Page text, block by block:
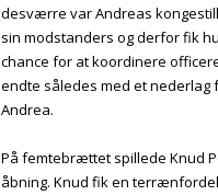
desværre var Andreas
sin modstanders og derfor fik
chance for at koordinere
endte således med et nederlag
Andrea.
På femtebrættet spillede Knud
åbning. Knud fik en